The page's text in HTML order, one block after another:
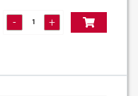
- +